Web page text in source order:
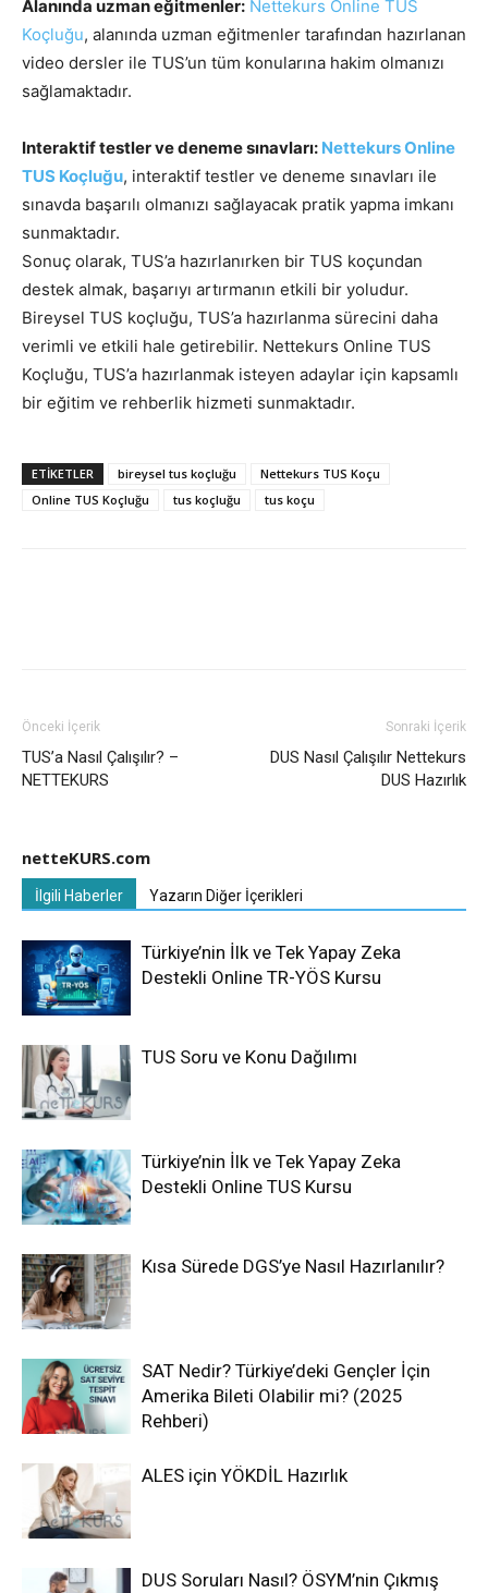
Alanında uzman eğitmenler: Nettekurs Online TUS
Koçluğu, alanında uzman eğitmenler tarafından hazırlanan
video dersler ile TUS’un tüm konularına hakim olmanızı
sağlamaktadır.
Interaktif testler ve deneme sınavları: Nettekurs Online
TUS Koçluğu, interaktif testler ve deneme sınavları ile
sınavda başarılı olmanızı sağlayacak pratik yapma imkanı
sunmaktadır.
Sonuç olarak, TUS’a hazırlanırken bir TUS koçundan
destek almak, başarıyı artırmanın etkili bir yoludur.
Bireysel TUS koçluğu, TUS’a hazırlanma sürecini daha
verimli ve etkili hale getirebilir. Nettekurs Online TUS
Koçluğu, TUS’a hazırlanmak isteyen adaylar için kapsamlı
bir eğitim ve rehberlik hizmeti sunmaktadır.
ETIKETLER bireysel tus koçluğu
Nettekurs TUS Koçu
Online TUS Koçluğu
tus koçluğu tus koçu
Önceki İçerik
TUS’a Nasıl Çalışılır? –
NETTEKURS
Sonraki İçerik
DUS Nasıl Çalışılır Nettekurs
DUS Hazırlık
netteKURS.com
İlgili Haberler Yazarın Diğer İçerikleri
Türkiye’nin İlk ve Tek Yapay Zeka
Destekli Online TR-YÖS Kursu
TUS Soru ve Konu Dağılımı
Türkiye’nin İlk ve Tek Yapay Zeka
Destekli Online TUS Kursu
Kısa Sürede DGS’ye Nasıl Hazırlanılır?
SAT Nedir? Türkiye’deki Gençler İçin
Amerika Bileti Olabilir mi? (2025
Rehberi)
ALES için YÖKDİL Hazırlık
DUS Soruları Nasıl? ÖSYM’nin Çıkmış